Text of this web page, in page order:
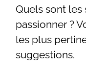
Quels sont les
passionner ?
les plus
suggestions.